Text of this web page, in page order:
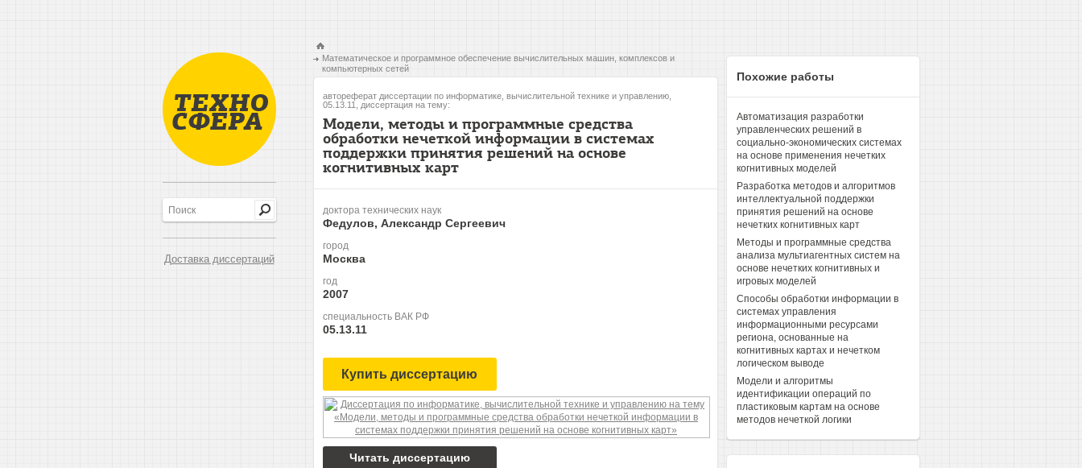
Доставка диссертаций
Математическое и программное обеспечение вычислительных машин, комплексов и
компьютерных сетей
автореферат диссертации по информатике, вычислительной технике и управлению,
05.13.11, диссертация на тему:
Модели, методы и программные средства
обработки нечеткой информации в системах
поддержки принятия решений на основе
когнитивных карт
доктора технических наук
Федулов, Александр Сергеевич
город
Москва
год
2007
специальность ВАК РФ
05.13.11
Купить диссертацию
Читать диссертацию
Похожие работы
Автоматизация разработки
управленческих решений в
социально-экономических системах
на основе применения нечетких
когнитивных моделей
Разработка методов и алгоритмов
интеллектуальной поддержки
принятия решений на основе
нечетких когнитивных карт
Методы и программные средства
анализа мультиагентных систем на
основе нечетких когнитивных и
игровых моделей
Способы обработки информации в
системах управления
информационными ресурсами
региона, основанные на
когнитивных картах и нечетком
логическом выводе
Модели и алгоритмы
идентификации операций по
пластиковым картам на основе
методов нечеткой логики